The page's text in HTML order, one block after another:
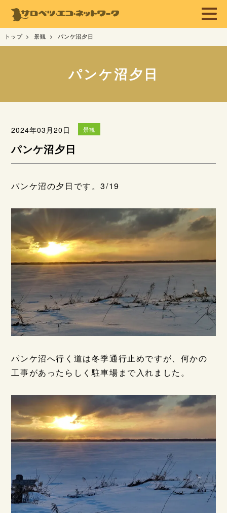
トップ 景観 パンケ沼夕日
パンケ沼夕日
2024年03月20日 景観
パンケ沼夕日
パンケ沼の夕日です。3/19
パンケ沼へ行く道は冬季通行止めですが、何かの
工事があったらしく駐車場まで入れました。